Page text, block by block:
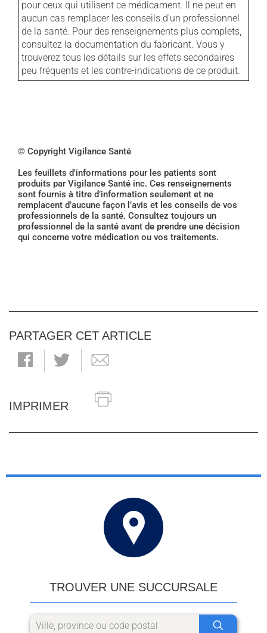
pour ceux qui utilisent ce médicament. Il ne peut en
aucun cas remplacer les conseils d'un professionnel
de la santé. Pour des renseignements plus complets,
consultez la documentation du fabricant. Vous y
trouverez tous les détails sur les effets secondaires
peu fréquents et les contre-indications de ce produit.
© Copyright Vigilance Santé
Les feuillets d'informations pour les patients sont
produits par Vigilance Santé inc. Ces renseignements
sont fournis à titre d’information seulement et ne
remplacent d’aucune façon l’avis et les conseils de vos
professionnels de la santé. Consultez toujours un
professionnel de la santé avant de prendre une décision
qui concerne votre médication ou vos traitements.
PARTAGER CET ARTICLE
IMPRIMER
TROUVER UNE SUCCURSALE